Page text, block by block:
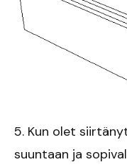
5. Kun olet
suuntaan ja